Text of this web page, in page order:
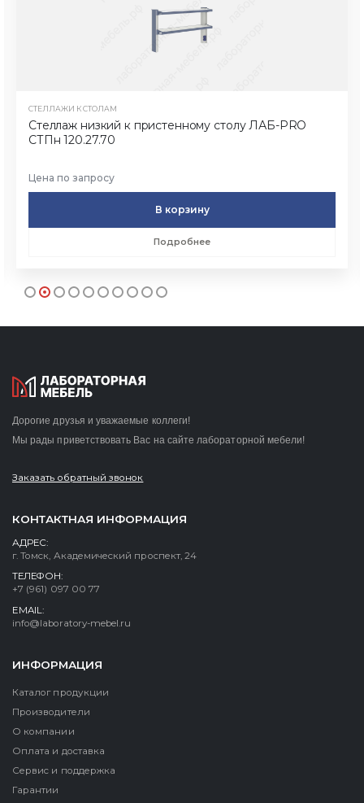
СТЕЛЛАЖИ К СТОЛАМ
Стеллаж низкий к пристенному столу ЛАБ-PRO
СТПн 120.27.70
Цена по запросу
В корзину
Подробнее
Дорогие друзья и уважаемые коллеги!
Мы рады приветствовать Вас на сайте лабораторной мебели!
Заказать обратный звонок
КОНТАКТНАЯ ИНФОРМАЦИЯ
АДРЕС:
г. Томск, Академический проспект, 24
ТЕЛЕФОН:
+7 (961) 097 00 77
EMAIL:
info@laboratory-mebel.ru
ИНФОРМАЦИЯ
Каталог продукции
Производители
О компании
Оплата и доставка
Сервис и поддержка
Гарантии